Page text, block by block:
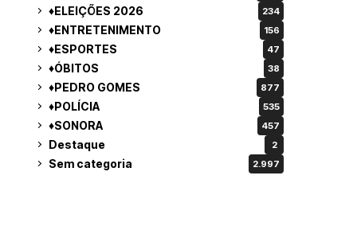
♦ELEIÇÕES 2026 234
♦ENTRETENIMENTO 156
♦ESPORTES 47
♦ÓBITOS 38
♦PEDRO GOMES 877
♦POLÍCIA 535
♦SONORA 457
Destaque 2
Sem categoria 2.997